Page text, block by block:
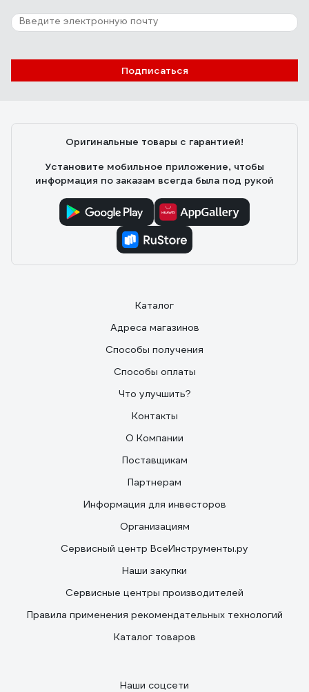
Подписаться
Оригинальные товары с гарантией!
Установите мобильное приложение, чтобы
информация по заказам всегда была под рукой
Каталог
Адреса магазинов
Способы получения
Способы оплаты
Что улучшить?
Контакты
О Компании
Поставщикам
Партнерам
Информация для инвесторов
Организациям
Сервисный центр ВсеИнструменты.ру
Наши закупки
Сервисные центры производителей
Правила применения рекомендательных технологий
Каталог товаров
Наши соцсети